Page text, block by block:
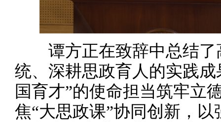
谭方正在致辞中总结了
统、深耕思政育人的实践
国育才”的使命担当筑牢立
焦“大思政课”协同创新，